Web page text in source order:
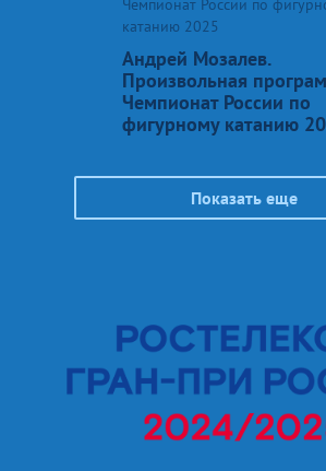
катанию 2025
Андрей Мозалев.
Произвольная
Чемпионат России по
фигурному катанию
Показать еще